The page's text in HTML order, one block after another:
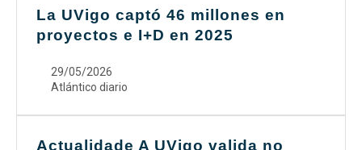
La UVigo captó 46 millones en
proyectos e I+D en 2025
29/05/2026
Atlántico diario
Actualidade A UVigo valida no